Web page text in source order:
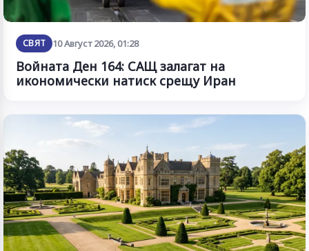
СВЯТ 10 Август 2026, 01:28
Войната Ден 164: САЩ залагат на
икономически натиск срещу Иран